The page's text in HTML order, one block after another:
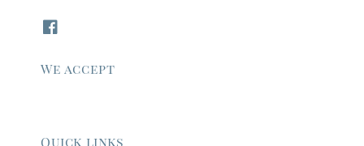
We accept
Quick links